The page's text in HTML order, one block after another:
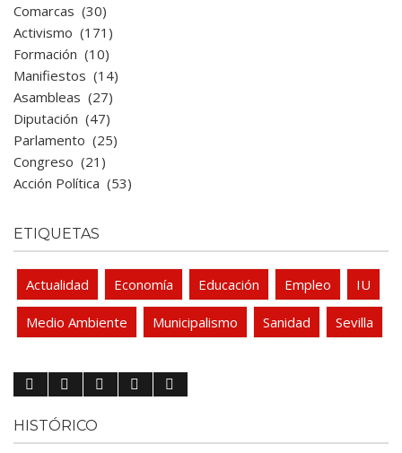
Comarcas (30)
Activismo (171)
Formación (10)
Manifiestos (14)
Asambleas (27)
Diputación (47)
Parlamento (25)
Congreso (21)
Acción Política (53)
ETIQUETAS
Actualidad Economía Educación Empleo IU
Medio Ambiente Municipalismo Sanidad Sevilla
HISTÓRICO